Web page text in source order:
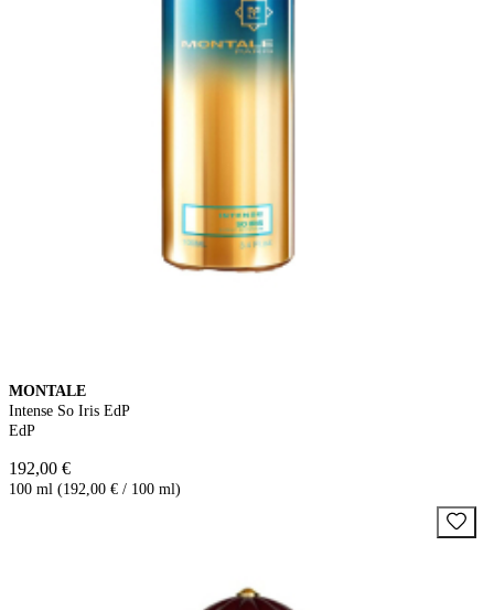
MONTALE
Intense So Iris EdP
EdP
192,00 €
100 ml (192,00 € / 100 ml)